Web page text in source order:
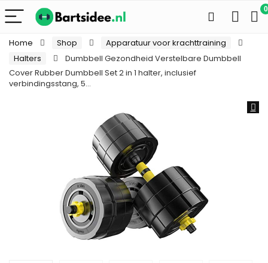
0
Home Shop
Apparatuur voor krachttraining
Halters
Dumbbell Gezondheid Verstelbare Dumbbell
Cover Rubber Dumbbell Set 2 in 1 halter, inclusief
verbindingsstang, 5…